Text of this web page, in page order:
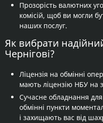
Прозорість валютних
комісій, щоб ви могли
наших послуг.
Як вибрати
Чернігові?
Ліцензія на обмінні
мають ліцензію НБУ на
Сучасне обладнання
обмінні пункти
і захищають вас від